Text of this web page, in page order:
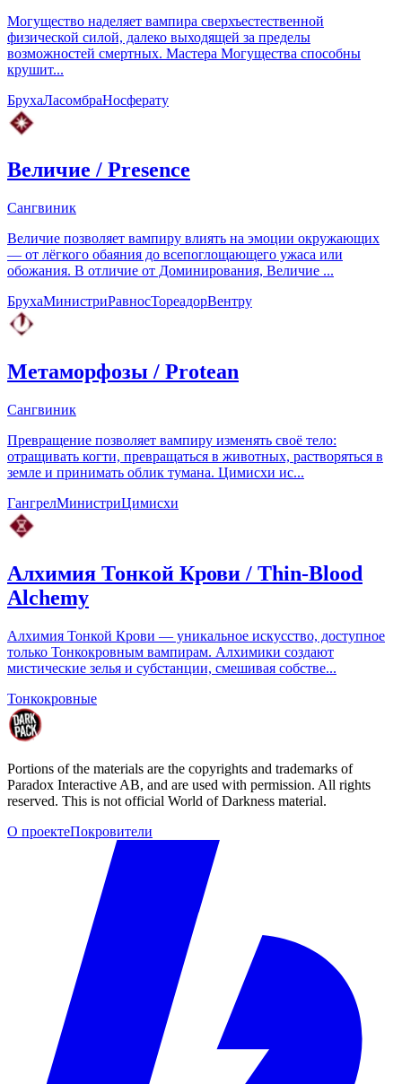
Могущество наделяет вампира сверхъестественной
физической силой, далеко выходящей за пределы
возможностей смертных. Мастера Могущества способны
крушит...
БрухаЛасомбраНосферату
Величие / Presence
Сангвиник
Величие позволяет вампиру влиять на эмоции окружающих
— от лёгкого обаяния до всепоглощающего ужаса или
обожания. В отличие от Доминирования, Величие ...
БрухаМинистриРавносТореадорВентру
Метаморфозы / Protean
Сангвиник
Превращение позволяет вампиру изменять своё тело:
отращивать когти, превращаться в животных, растворяться в
земле и принимать облик тумана. Цимисхи ис...
ГангрелМинистриЦимисхи
Алхимия Тонкой Крови / Thin-Blood
Alchemy
Алхимия Тонкой Крови — уникальное искусство, доступное
только Тонкокровным вампирам. Алхимики создают
мистические зелья и субстанции, смешивая собстве...
Тонкокровные
Portions of the materials are the copyrights and trademarks of
Paradox Interactive AB, and are used with permission. All rights
reserved. This is not official World of Darkness material.
О проектеПокровители